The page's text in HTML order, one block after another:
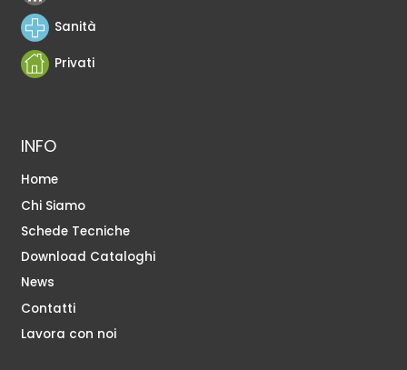
Sanità
Privati
INFO
Home
Chi Siamo
Schede Tecniche
Download Cataloghi
News
Contatti
Lavora con noi